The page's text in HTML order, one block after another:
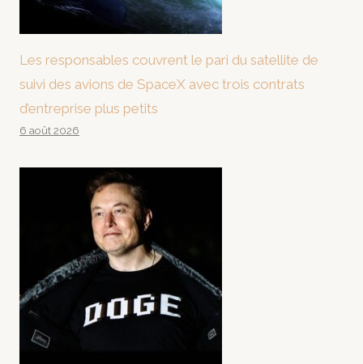
Les responsables couvrent le pari du satellite de
suivi des avions de SpaceX avec trois contrats
d’entreprise plus petits
6 août 2026